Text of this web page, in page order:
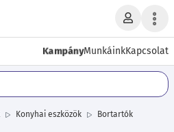
KampányMunkáinkKapcsolat
Konyhai eszközök Bortartók